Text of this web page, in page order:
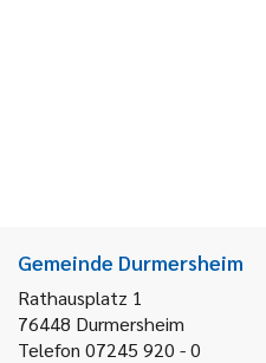
Gemeinde Durmersheim
Rathausplatz 1
76448 Durmersheim
Telefon 07245 920 - 0